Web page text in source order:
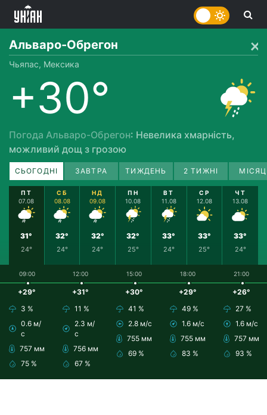
Альваро-Обрегон
Чьяпас, Мексика
+30°
Погода Альваро-Обрегон: Невелика хмарність,
можливий дощ з грозою
СЬОГОДНІ ЗАВТРА ТИЖДЕНЬ 2 ТИЖНІ
ПТ
07.08
31°
24°
СБ
08.08
32°
24°
НД
09.08
32°
24°
ПН
10.08
32°
25°
ВТ
11.08
33°
24°
СР
12.08
33°
25°
ЧТ
13.08
33°
24°
09:00
+29°
3 %
0.6 м/
с
757 мм
75 %
12:00
+31°
11 %
2.3 м/
с
756 мм
67 %
15:00
+30°
41 %
2.8 м/с
755 мм
69 %
18:00
+29°
49 %
1.6 м/с
755 мм
83 %
21:00
+26°
27 %
1.6 м/с
757 мм
93 %